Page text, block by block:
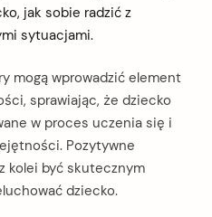
jak sobie radzić z
sytuacjami.
mogą wprowadzić element
sprawiając, że dziecko
w proces uczenia się i
Pozytywne
kolei być skutecznym
dziecko.